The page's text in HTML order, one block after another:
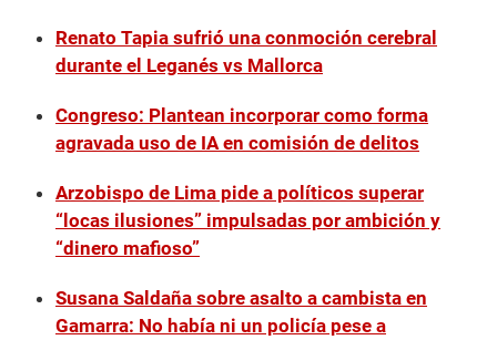
Renato Tapia sufrió una conmoción cerebral
durante el Leganés vs Mallorca
Congreso: Plantean incorporar como forma
agravada uso de IA en comisión de delitos
Arzobispo de Lima pide a políticos superar
“locas ilusiones” impulsadas por ambición y
“dinero mafioso”
Susana Saldaña sobre asalto a cambista en
Gamarra: No había ni un policía pese a